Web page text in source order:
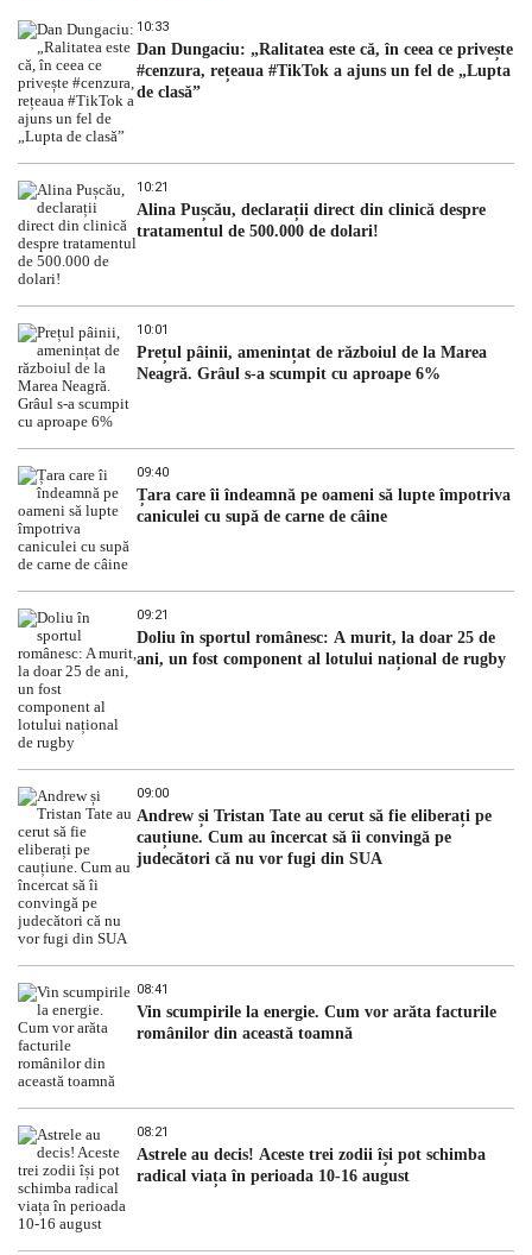
10:33
Dan Dungaciu: „Ralitatea este că, în ceea ce privește
#cenzura, rețeaua #TikTok a ajuns un fel de „Lupta
de clasă”
10:21
Alina Pușcău, declarații direct din clinică despre
tratamentul de 500.000 de dolari!
10:01
Prețul pâinii, amenințat de războiul de la Marea
Neagră. Grâul s-a scumpit cu aproape 6%
09:40
Țara care îi îndeamnă pe oameni să lupte împotriva
caniculei cu supă de carne de câine
09:21
Doliu în sportul românesc: A murit, la doar 25 de
ani, un fost component al lotului național de rugby
09:00
Andrew și Tristan Tate au cerut să fie eliberați pe
cauțiune. Cum au încercat să îi convingă pe
judecători că nu vor fugi din SUA
08:41
Vin scumpirile la energie. Cum vor arăta facturile
românilor din această toamnă
08:21
Astrele au decis! Aceste trei zodii își pot schimba
radical viața în perioada 10-16 august